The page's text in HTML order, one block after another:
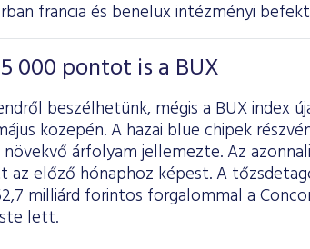
francia és benelux intézményi
000 pontot is a BUX
beszélhetünk, mégis a BUX index
közepén. A hazai blue chipek
árfolyam jellemezte. Az
az előző hónaphoz képest. A
milliárd forintos forgalommal a
lett.